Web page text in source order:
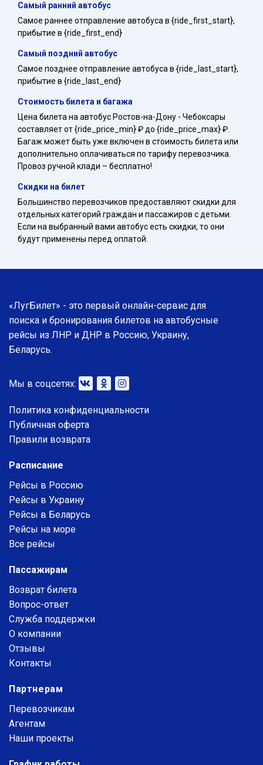
Самый ранний автобус
Самое раннее отправление автобуса в {ride_first_start},
прибытие в {ride_first_end}
Самый поздний автобус
Самое позднее отправление автобуса в {ride_last_start},
прибытие в {ride_last_end}
Стоимость билета и багажа
Цена билета на автобус Ростов-на-Дону - Чебоксары
составляет от {ride_price_min} ₽ до {ride_price_max} ₽.
Багаж может быть уже включен в стоимость билета или
дополнительно оплачиваться по тарифу перевозчика.
Провоз ручной клади – бесплатно!
Скидки на билет
Большинство перевозчиков предоставляют скидки для
отдельных категорий граждан и пассажиров с детьми.
Если на выбранный вами автобус есть скидки, то они
будут применены перед оплатой.
«ЛугБилет» - это первый онлайн-сервис для
поиска и бронирования билетов на автобусные
рейсы из ЛНР и ДНР в Россию, Украину,
Беларусь.
Мы в соцсетях:
Политика конфиденциальности
Публичная оферта
Правили возврата
Расписание
Рейсы в Россию
Рейсы в Украину
Рейсы в Беларусь
Рейсы на море
Все рейсы
Пассажирам
Возврат билета
Вопрос-ответ
Служба поддержки
О компании
Отзывы
Контакты
Партнерам
Перевозчикам
Агентам
Наши проекты